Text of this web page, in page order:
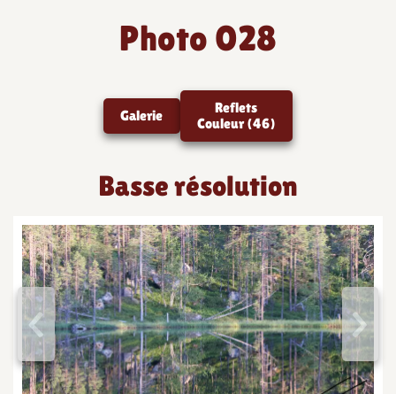
Photo 028
Galerie
Reflets
Couleur (46)
Basse résolution
< >